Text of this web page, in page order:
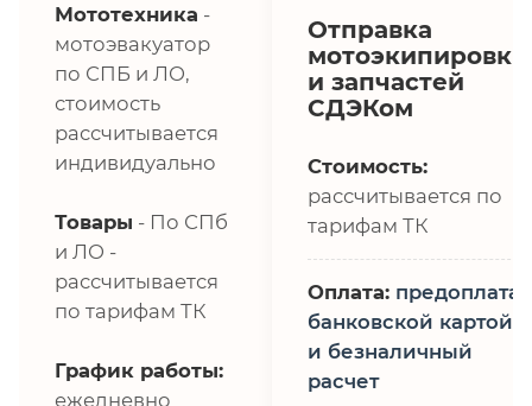
Мототехника -
мотоэвакуатор
по СПБ и ЛО,
стоимость
рассчитывается
индивидуально
Товары - По СПб
и ЛО -
рассчитывается
по тарифам ТК
График работы:
ежедневно
Отправка
мотоэкипировки
и запчастей
СДЭКом
Стоимость:
рассчитывается по
тарифам ТК
Оплата: предоплата,
банковской картой
и безналичный
расчет